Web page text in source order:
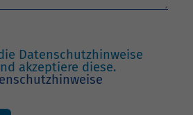
Datenschutzhinweise
akzeptiere diese.